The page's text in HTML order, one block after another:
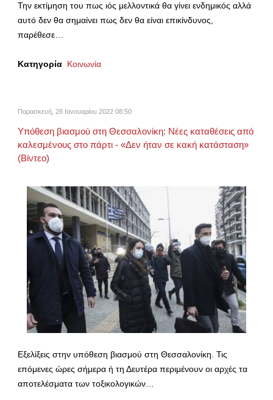
Την εκτίμηση του πως ιός μελλοντικά θα γίνει ενδημικός αλλά
αυτό δεν θα σημαίνει πως δεν θα είναι επικίνδυνος,
παρέθεσε…
Κατηγορία Κοινωνία
Παρασκευή, 28 Ιανουαρίου 2022 08:50
Υπόθεση βιασμού στη Θεσσαλονίκη: Νέες καταθέσεις από
καλεσμένους στο πάρτι - «Δεν ήταν σε κακή κατάσταση»
(Βίντεο)
Εξελίξεις στην υπόθεση βιασμού στη Θεσσαλονίκη. Τις
επόμενες ώρες σήμερα ή τη Δευτέρα περιμένουν οι αρχές τα
αποτελέσματα των τοξικολογικών…